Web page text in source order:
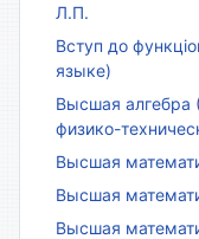
Л.П.
Вступ до
языке)
Высшая алгебра
физико-
Высшая
Высшая
Высшая